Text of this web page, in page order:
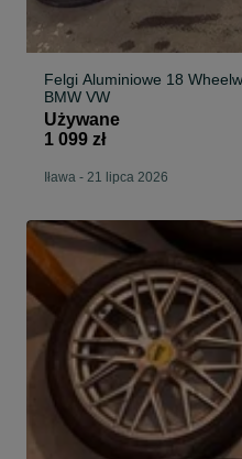
Felgi Aluminiowe 18
BMW VW
Używane
1 099 zł
Iława - 21 lipca 2026